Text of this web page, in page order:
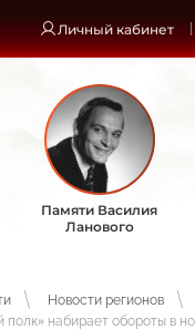
Личный кабинет
Памяти Василия
Ланового
Новости регионов
набирает обороты в